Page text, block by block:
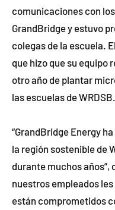
comunicaciones con
GrandBridge y estuvo
colegas de la escuela.
que hizo que su equipo
otro año de plantar
las escuelas de WRDSB.
“GrandBridge Energy
la región sostenible de
durante muchos años”,
nuestros empleados
están comprometidos